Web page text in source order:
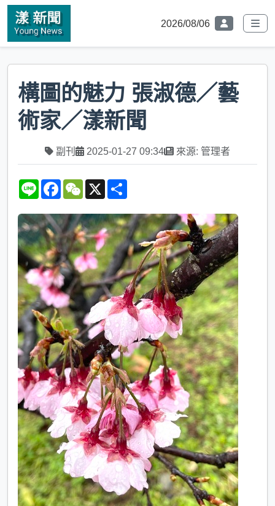
2026/08/06
構圖的魅力 張淑德／藝
術家／漾新聞
副刊 2025-01-27 09:34 來源: 管理者
L
e
F
e
b
o
o
k
W
h
a
t
X
r
e